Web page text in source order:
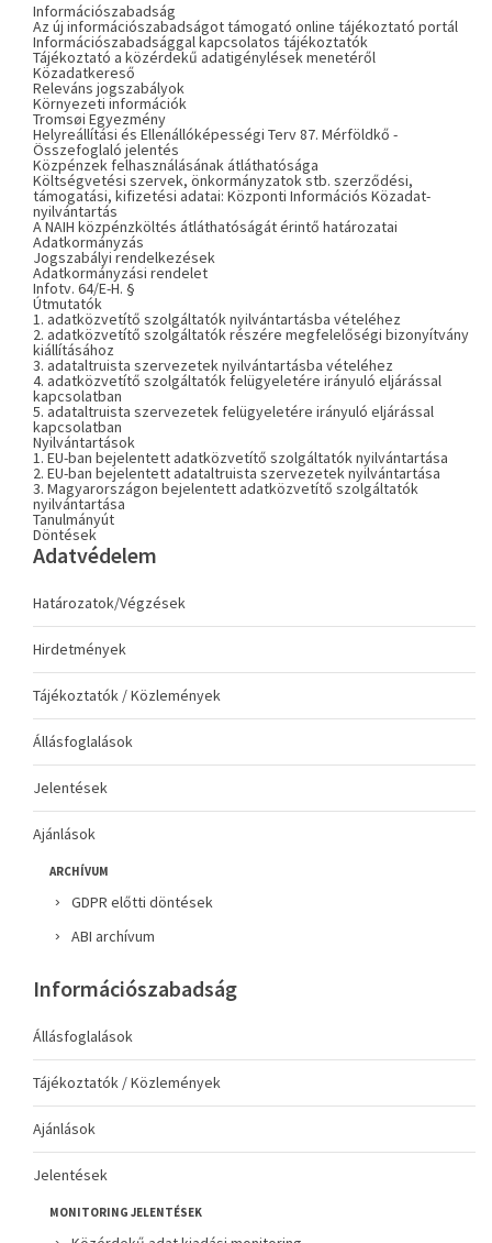
Információszabadság
Az új információszabadságot támogató online tájékoztató portál
Információszabadsággal kapcsolatos tájékoztatók
Tájékoztató a közérdekű adatigénylések menetéről
Közadatkereső
Releváns jogszabályok
Környezeti információk
Tromsøi Egyezmény
Helyreállítási és Ellenállóképességi Terv 87. Mérföldkő -
Összefoglaló jelentés
Közpénzek felhasználásának átláthatósága
Költségvetési szervek, önkormányzatok stb. szerződési,
támogatási, kifizetési adatai: Központi Információs Közadat-
nyilvántartás
A NAIH közpénzköltés átláthatóságát érintő határozatai
Adatkormányzás
Jogszabályi rendelkezések
Adatkormányzási rendelet
Infotv. 64/E-H. §
Útmutatók
1. adatközvetítő szolgáltatók nyilvántartásba vételéhez
2. adatközvetítő szolgáltatók részére megfelelőségi bizonyítvány
kiállításához
3. adataltruista szervezetek nyilvántartásba vételéhez
4. adatközvetítő szolgáltatók felügyeletére irányuló eljárással
kapcsolatban
5. adataltruista szervezetek felügyeletére irányuló eljárással
kapcsolatban
Nyilvántartások
1. EU-ban bejelentett adatközvetítő szolgáltatók nyilvántartása
2. EU-ban bejelentett adataltruista szervezetek nyilvántartása
3. Magyarországon bejelentett adatközvetítő szolgáltatók
nyilvántartása
Tanulmányút
Döntések
Adatvédelem
Határozatok/Végzések
Hirdetmények
Tájékoztatók / Közlemények
Állásfoglalások
Jelentések
Ajánlások
ARCHÍVUM
GDPR előtti döntések
ABI archívum
Információszabadság
Állásfoglalások
Tájékoztatók / Közlemények
Ajánlások
Jelentések
MONITORING JELENTÉSEK